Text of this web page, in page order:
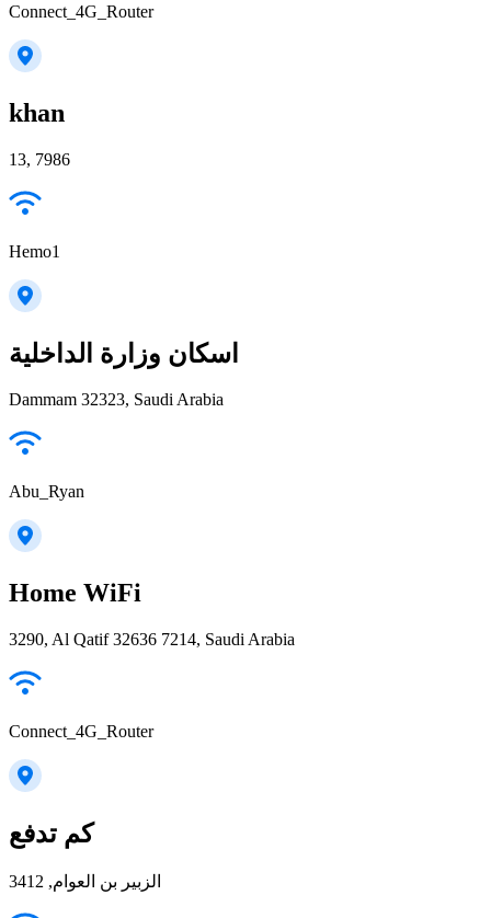
Connect_4G_Router
khan
13, 7986
Hemo1
اسكان وزارة الداخلية
Dammam 32323, Saudi Arabia
Abu_Ryan
Home WiFi
3290, Al Qatif 32636 7214, Saudi Arabia
Connect_4G_Router
كم تدفع
الزبير بن العوام, 3412